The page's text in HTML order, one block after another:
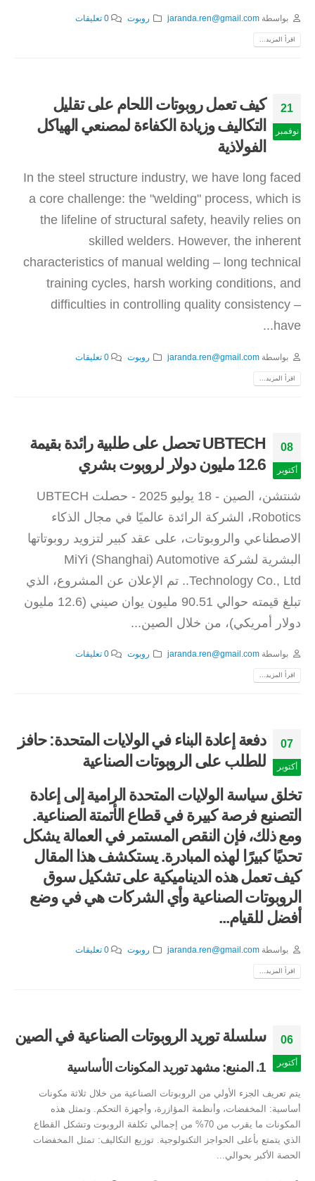
بواسطة jaranda.ren@gmail.com روبوت 0 تعليقات
اقرأ المزيد...
21
نوفمبر
كيف تعمل روبوتات اللحام على تقليل
التكاليف وزيادة الكفاءة لمصنعي الهياكل
الفولاذية
In the steel structure industry, we have long faced
a core challenge: the "welding" process, which is
the lifeline of structural safety, heavily relies on
skilled welders. However, the inherent
characteristics of manual welding – long technical
training cycles, harsh working conditions, and
difficulties in controlling quality consistency –
have...
بواسطة jaranda.ren@gmail.com روبوت 0 تعليقات
اقرأ المزيد...
08
أكتوبر
UBTECH تحصل على طلبية رائدة بقيمة
12.6 مليون دولار لروبوت بشري
شنتشن، الصين - 18 يوليو 2025 - حصلت UBTECH
Robotics، الشركة الرائدة عالميًا في مجال الذكاء
الاصطناعي والروبوتات، على عقد كبير لتزويد روبوتاتها
البشرية لشركة MiYi (Shanghai) Automotive
Technology Co., Ltd.. تم الإعلان عن المشروع، الذي
تبلغ قيمته حوالي 90.51 مليون يوان صيني (12.6 مليون
دولار أمريكي)، من خلال الصين...
بواسطة jaranda.ren@gmail.com روبوت 0 تعليقات
اقرأ المزيد...
07
أكتوبر
دفعة إعادة البناء في الولايات المتحدة: حافز
للطلب على الروبوتات الصناعية
تخلق سياسة الولايات المتحدة الرامية إلى إعادة
التصنيع فرصة كبيرة في قطاع الأتمتة الصناعية.
ومع ذلك، فإن النقص المستمر في العمالة يشكل
تحديًا كبيرًا لهذه المبادرة. يستكشف هذا المقال
كيف تعمل هذه الديناميكية على تشكيل سوق
الروبوتات الصناعية وأي الشركات هي في وضع
أفضل للقيام...
بواسطة jaranda.ren@gmail.com روبوت 0 تعليقات
اقرأ المزيد...
06
أكتوبر
سلسلة توريد الروبوتات الصناعية في الصين
1. المنبع: مشهد توريد المكونات الأساسية
يتم تعريف الجزء الأولي من الروبوتات الصناعية من خلال ثلاثة مكونات
أساسية: المخفضات، وأنظمة المؤازرة، وأجهزة التحكم. وتمثل هذه
المكونات ما يقرب من 70% من إجمالي تكلفة الروبوت وتشكل القطاع
الذي يتمتع بأعلى الحواجز التكنولوجية. توزيع التكاليف: تمثل المخفضات
الحصة الأكبر بحوالي...